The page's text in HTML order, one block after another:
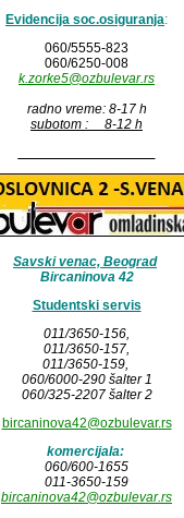
Evidencija soc.osiguranja:
060/5555-823
060/6250-008
k.zorke5@ozbulevar.rs
radno vreme: 8-17 h
subotom : 8-12 h
Savski venac, Beograd
Bircaninova 42
Studentski servis
011/3650-156,
011/3650-157,
011/3650-159,
060/6000-290 šalter 1
060/325-2207 šalter 2
bircaninova42@ozbulevar.rs
komercijala:
060/600-1655
011-3650-159
bircaninova42@ozbulevar.rs